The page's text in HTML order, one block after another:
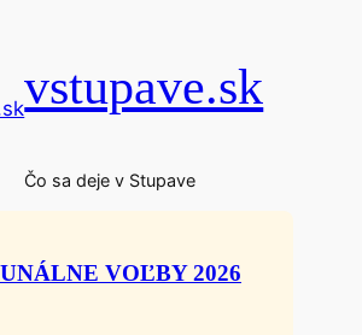
vstupave.sk
Čo sa deje v Stupave
VOĽBY 2026